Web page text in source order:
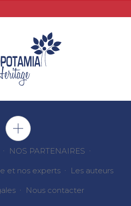
NOS PARTENAIRES
et nos experts Les auteurs
Nous contacter